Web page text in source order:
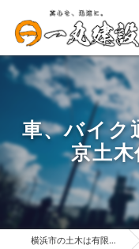
車、バイク
京土
横浜市の土木は有限会社一丸建設